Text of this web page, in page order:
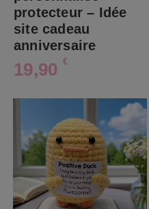
protecteur – Idée
site cadeau
anniversaire
19,90 €